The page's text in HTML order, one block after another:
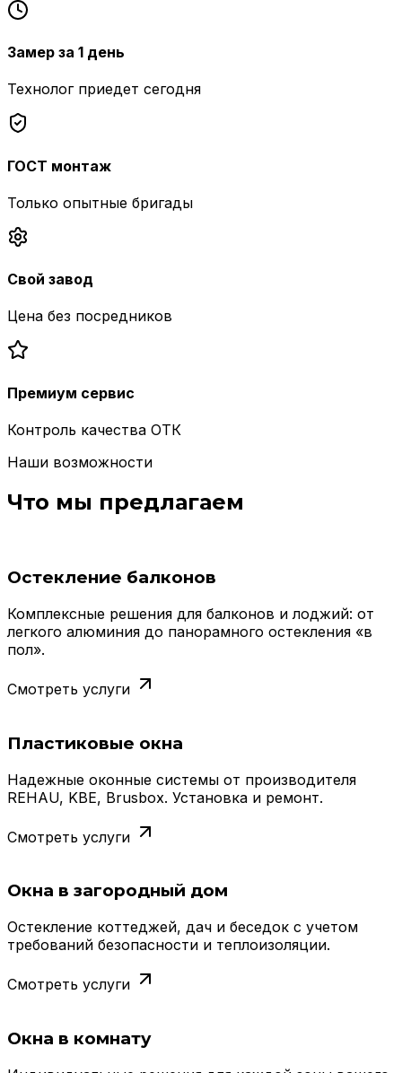
Замер за 1 день
Технолог приедет сегодня
ГОСТ монтаж
Только опытные бригады
Свой завод
Цена без посредников
Премиум сервис
Контроль качества ОТК
Наши возможности
Что мы предлагаем
Остекление балконов
Комплексные решения для балконов и лоджий: от
легкого алюминия до панорамного остекления «в
пол».
Смотреть услуги
Пластиковые окна
Надежные оконные системы от производителя
REHAU, KBE, Brusbox. Установка и ремонт.
Смотреть услуги
Окна в загородный дом
Остекление коттеджей, дач и беседок с учетом
требований безопасности и теплоизоляции.
Смотреть услуги
Окна в комнату